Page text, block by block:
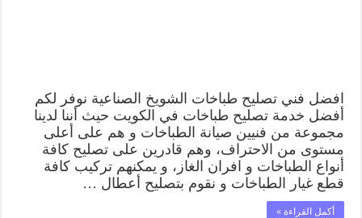
افضل فني تصليح طباخات الشويخ الصناعية نوفر لكم
أفضل خدمة تصليح طباخات في الكويت حيث أننا لدينا
مجموعة من فنيين صيانة الطباخات و هم على أعلى
مستوى من الاحتراف، وهم قادرين على تصليح كافة
أنواع الطباخات و افران الغاز، و يمكنهم تركيب كافة
قطع غيار الطباخات و نقوم بتصليح أعطال …
أكمل القراءة »